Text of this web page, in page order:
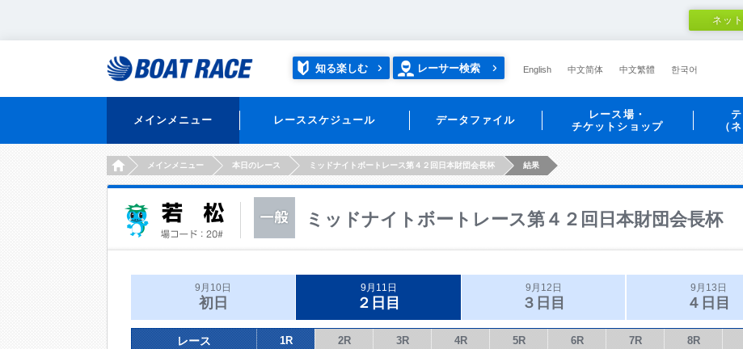
ネッ
知る楽しむ レーサー検索 English 中文简体 中文繁體 한국어
メインメニュー レーススケジュール データファイル
レース場・
チケットショップ
（
HOMEメインメニュー 本日のレース ミッドナイトボートレース第４２回日本財団会長杯 結果
ミッドナイトボートレース第４２回日本財団会長杯
9月10日
初日
9月11日
２日目
9月12日
３日目
9月13日
４日目
レース 1R 2R 3R 4R 5R 6R 7R 8R